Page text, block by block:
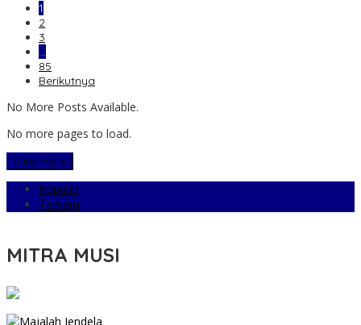
1
2
3
…
85
Berikutnya
No More Posts Available.
No more pages to load.
View More
Populer
Terbaru
MITRA MUSI